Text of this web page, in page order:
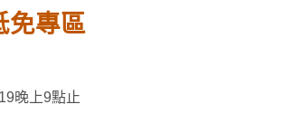
免專區
晚上9點止